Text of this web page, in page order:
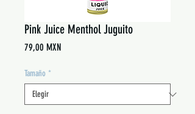
Pink Juice Menthol Juguito
79,00 MXNPrecio
Tamaño *